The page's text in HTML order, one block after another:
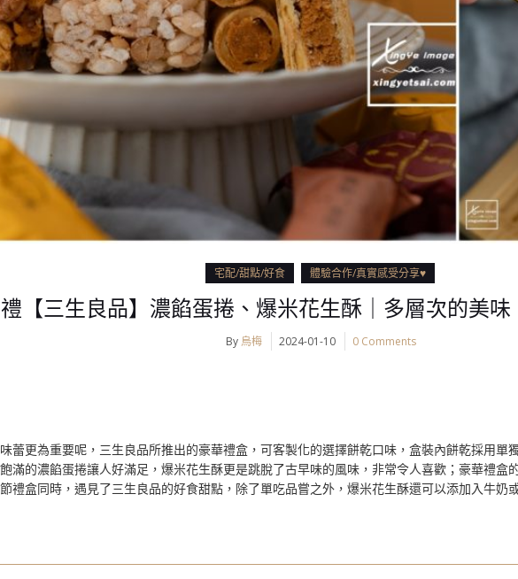
宅配/甜點/好食 體驗合作/真實感受分享♥
【三生良品】濃餡蛋捲、爆米花生酥｜多層次的美
By 烏梅 2024-01-10 0 Comments
蕾更為重要呢，三生良品所推出的豪華禮盒，可客製化的選擇餅乾口味，盒裝內餅乾採用
滿的濃餡蛋捲讓人好滿足，爆米花生酥更是跳脫了古早味的風味，非常令人喜歡；豪華禮
禮盒同時，遇見了三生良品的好食甜點，除了單吃品嘗之外，爆米花生酥還可以添加入牛